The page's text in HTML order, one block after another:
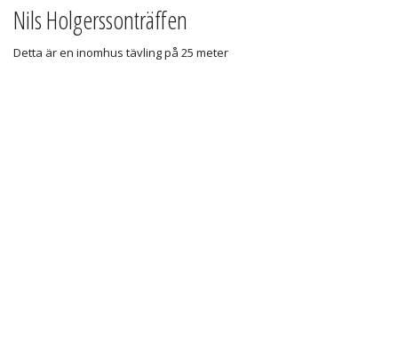
Nils Holgerssonträffen
Detta är en inomhus tävling på 25 meter